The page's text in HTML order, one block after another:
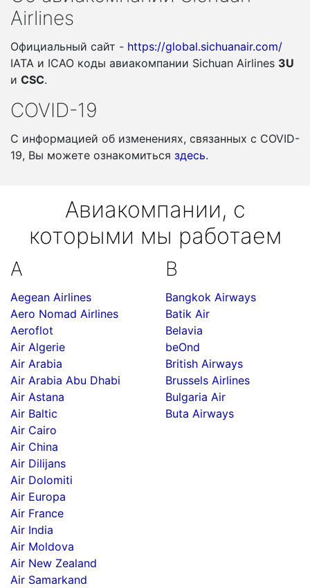
Airlines
Официальный сайт - https://global.sichuanair.com/
IATA и ICAO коды авиакомпании Sichuan Airlines 3U
и CSC.
COVID-19
С информацией об изменениях, связанных c COVID-
19, Вы можете ознакомиться здесь.
Авиакомпании, с
которыми мы работаем
A
Aegean Airlines
Aero Nomad Airlines
Aeroflot
Air Algerie
Air Arabia
Air Arabia Abu Dhabi
Air Astana
Air Baltic
Air Cairo
Air China
Air Dilijans
Air Dolomiti
Air Europa
Air France
Air India
Air Moldova
Air New Zealand
Air Samarkand
B
Bangkok Airways
Batik Air
Belavia
beOnd
British Airways
Brussels Airlines
Bulgaria Air
Buta Airways